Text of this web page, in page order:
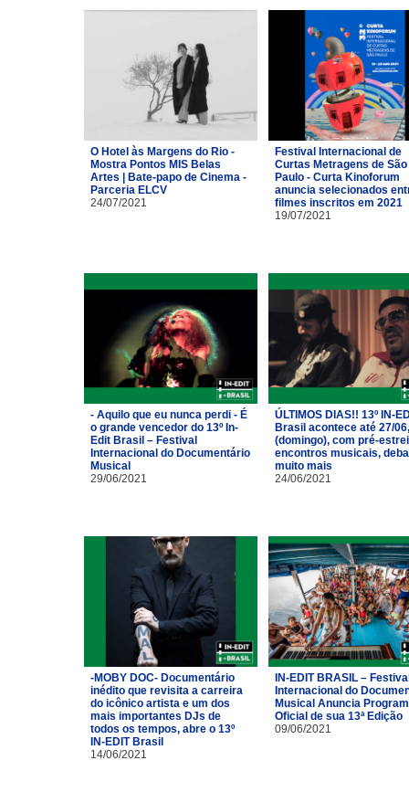
O Hotel às Margens do Rio -
Mostra Pontos MIS Belas
Artes | Bate-papo de Cinema -
Parceria ELCV
24/07/2021
Festival Internacional de
Curtas Metragens de São
Paulo - Curta Kinoforum
anuncia selecionados
filmes inscritos em 2021
19/07/2021
- Aquilo que eu nunca perdi - É
o grande vencedor do 13º In-
Edit Brasil – Festival
Internacional do Documentário
Musical
29/06/2021
ÚLTIMOS DIAS!! 13º IN-
Brasil acontece até 27/06,
(domingo), com pré-
encontros musicais,
muito mais
24/06/2021
-MOBY DOC- Documentário
inédito que revisita a carreira
do icônico artista e um dos
mais importantes DJs de
todos os tempos, abre o 13º
IN-EDIT Brasil
14/06/2021
IN-EDIT BRASIL –
Internacional do
Musical Anuncia
Oficial de sua 13ª Edição
09/06/2021